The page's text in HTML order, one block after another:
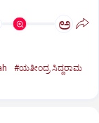
ಅ
#ಯತೀಂದ್ರ ಸಿದ್ದರಾಮ